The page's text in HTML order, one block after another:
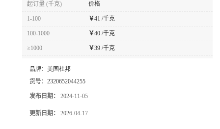
起订量 (千克) 价格
1-100 ￥41 /千克
100-1000 ￥40 /千克
≥1000 ￥39 /千克
品牌： 美国杜邦
货号： 2320652044255
发布日期： 2024-11-05
更新日期： 2026-04-17